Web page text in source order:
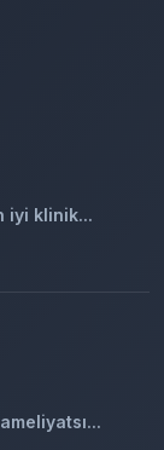
iyi klinik...